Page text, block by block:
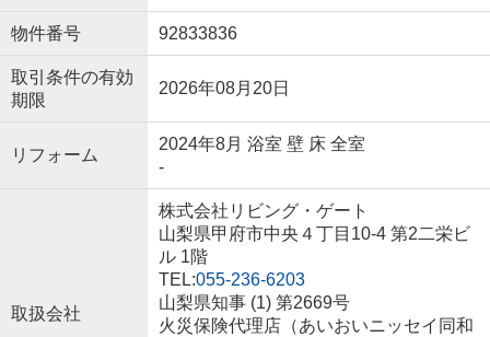
物件番号 92833836
取引条件の有効
期限
2026年08月20日
リフォーム
2024年8月 浴室 壁 床 全室
-
取扱会社
株式会社リビング・ゲート
山梨県甲府市中央４丁目10-4 第2二栄ビ
ル 1階
TEL:055-236-6203
山梨県知事 (1) 第2669号
火災保険代理店（あいおいニッセイ同和